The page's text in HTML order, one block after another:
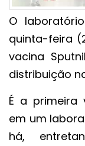
O
quinta-feira
vacina
distribuição
É a primeira
em um
há,